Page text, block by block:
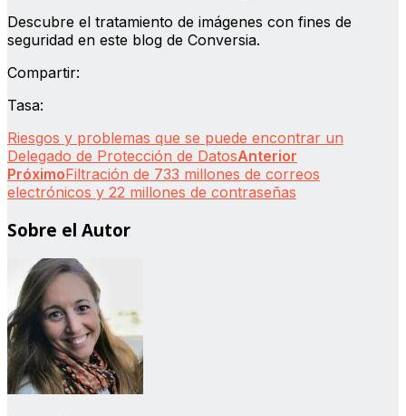
Descubre el tratamiento de imágenes con fines de
seguridad en este blog de Conversia.
Compartir:
Tasa:
Riesgos y problemas que se puede encontrar un
Delegado de Protección de DatosAnterior
PróximoFiltración de 733 millones de correos
electrónicos y 22 millones de contraseñas
Sobre el Autor